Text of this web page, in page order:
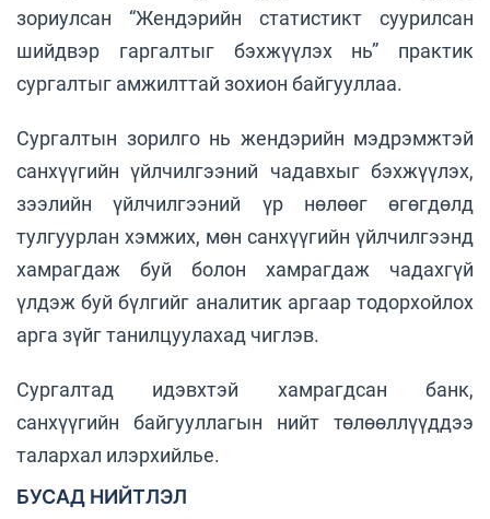
зориулсан “Жендэрийн статистикт суурилсан
шийдвэр гаргалтыг бэхжүүлэх нь” практик
сургалтыг амжилттай зохион байгууллаа.
Сургалтын зорилго нь жендэрийн мэдрэмжтэй
санхүүгийн үйлчилгээний чадавхыг бэхжүүлэх,
зээлийн үйлчилгээний үр нөлөөг өгөгдөлд
тулгуурлан хэмжих, мөн санхүүгийн үйлчилгээнд
хамрагдаж буй болон хамрагдаж чадахгүй
үлдэж буй бүлгийг аналитик аргаар тодорхойлох
арга зүйг танилцуулахад чиглэв.
Сургалтад идэвхтэй хамрагдсан банк,
санхүүгийн байгууллагын нийт төлөөллүүддээ
талархал илэрхийлье.
БУСАД НИЙТЛЭЛ